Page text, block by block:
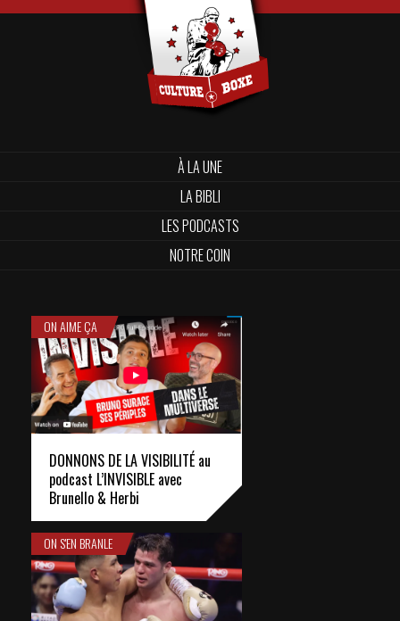
À LA UNE
LA BIBLI
LES PODCASTS
NOTRE COIN
ON AIME ÇA
DONNONS DE LA VISIBILITÉ au
podcast L’INVISIBLE avec
Brunello & Herbi
ON S'EN BRANLE